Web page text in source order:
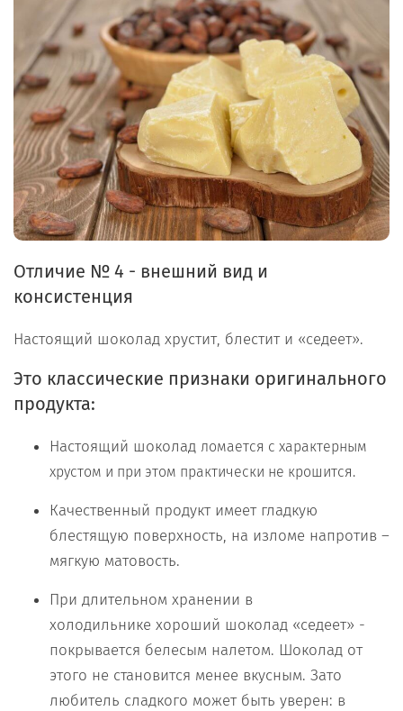
Отличие № 4 - внешний вид и
консистенция
Настоящий шоколад хрустит, блестит и «седеет».
Это классические признаки оригинального
продукта:
Настоящий шоколад ломается с характерным
хрустом и при этом практически не крошится.
Качественный продукт имеет гладкую
блестящую поверхность, на изломе напротив –
мягкую матовость.
При длительном хранении в
холодильнике хороший шоколад «седеет» -
покрывается белесым налетом. Шоколад от
этого не становится менее вкусным. Зато
любитель сладкого может быть уверен: в